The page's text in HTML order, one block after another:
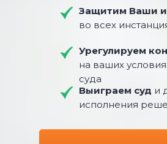
Защитим Ваши
во всех
Урегулируем
на ваших
суда
Выиграем суд и
исполнения